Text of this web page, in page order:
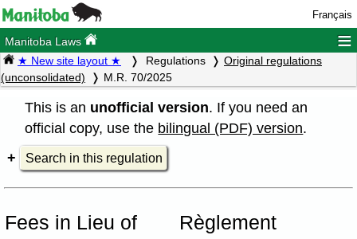
Français
Manitoba Laws ≡
★ New site layout ★ Regulations
Original regulations
(unconsolidated)
M.R. 70/2025
This is an unofficial version. If you need an
official copy, use the bilingual (PDF) version.
Search in this regulation
Fees in Lieu of
Règlement